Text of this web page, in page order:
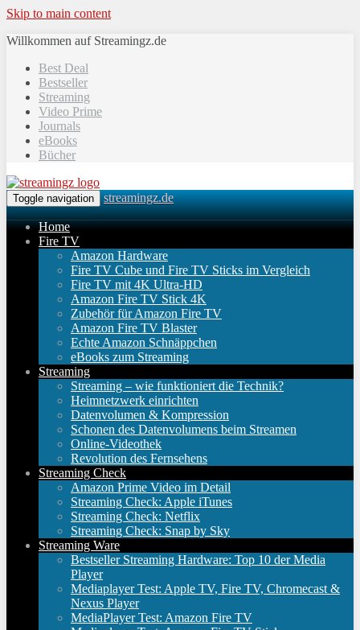
Skip to main content
Willkommen auf Streamingz.de
Best Deal
Bestseller
Streaming
Video Prime
Journals
eBooks
Bücher
Toggle navigation streamingz.de
Home
Fire TV
Amazon Hardware
Fire TV Cube und Fire TV Sticks im Vergleich
Fire TV mit 4K Ultra-HD
Amazon Fire TV Stick 4K
Zubehör für Amazon Fire TV
Amazon Fire TV Blaster
Echte Amazon Schnäppchen
eBooks zum Streaming
Streaming
Streaming – wie funktioniert die Technik?
Heimnetzwerk einrichten
Datenvolumen & Kompression
Schonen des Datenvolumens beim Streamen
Online-Videothek
Revolution des Fernsehens
Streaming Check
Amazon Prime Video im Detail
Streaming Check: Apple iTunes
Streaming Check: Netflix
Streaming Check: Snap by Sky
Streaming Ware
Bestseller Streaming Hardware: Top 10 der Media
Player
Mediaplayer Test: Apple TV, Fire TV, Chromecast &
Nexus Player
MediaPlayer Test: Amazon Fire TV